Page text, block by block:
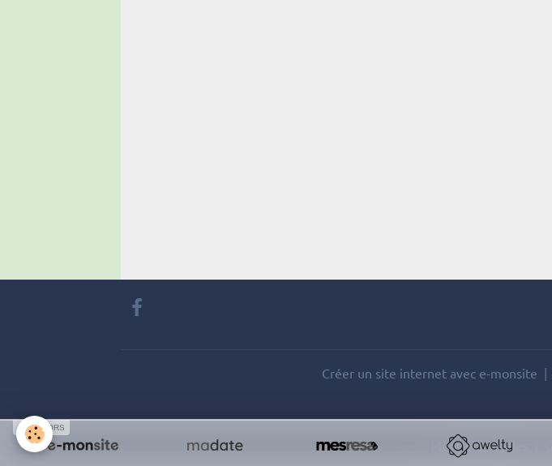
Créer un site internet avec e-monsite
Mentions légales
SPONSORS